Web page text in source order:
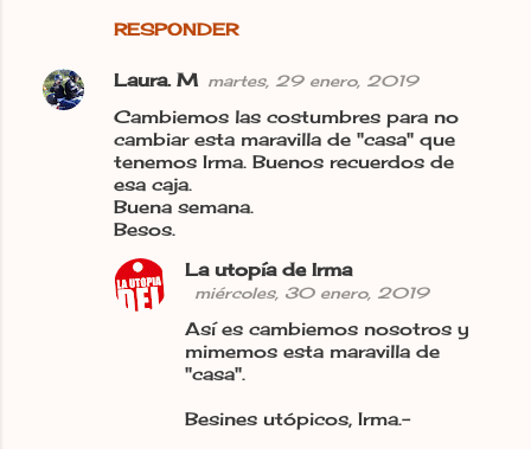
RESPONDER
Laura. M martes, 29 enero, 2019
Cambiemos las costumbres para no
cambiar esta maravilla de "casa" que
tenemos Irma. Buenos recuerdos de
esa caja.
Buena semana.
Besos.
La utopía de Irma
miércoles, 30 enero, 2019
Así es cambiemos nosotros y
mimemos esta maravilla de
"casa".
Besines utópicos, Irma.-